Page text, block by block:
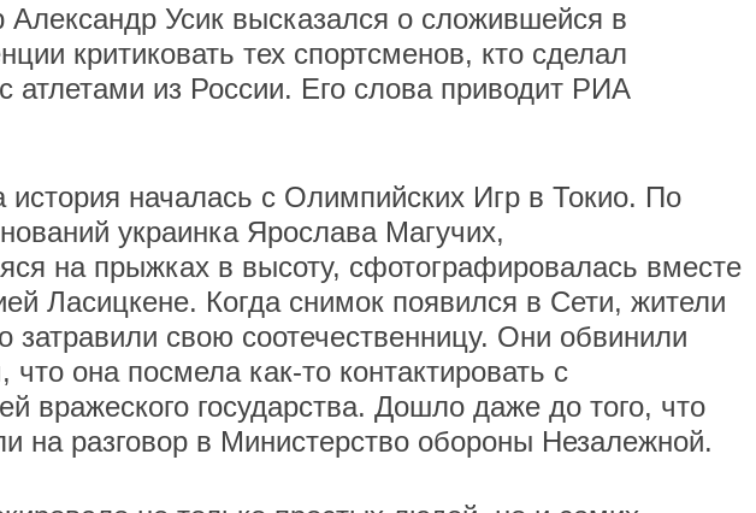
Александр Усик высказался о сложившейся в
критиковать тех спортсменов, кто сделал
атлетами из России. Его слова приводит РИА
началась с Олимпийских Игр в Токио. По
украинка Ярослава Магучих,
на прыжках в высоту, сфотографировалась вместе
Ласицкене. Когда снимок появился в Сети, жители
затравили свою соотечественницу. Они обвинили
что она посмела как-то контактировать с
вражеского государства. Дошло даже до того, что
на разговор в Министерство обороны Незалежной.